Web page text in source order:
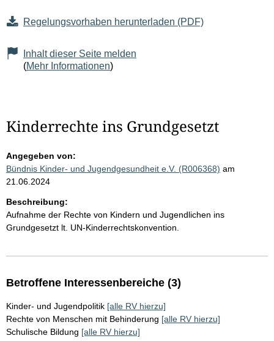
Regelungsvorhaben herunterladen (PDF)
Inhalt dieser Seite melden
(Mehr Informationen)
Kinderrechte ins Grundgesetzt
Angegeben von:
Bündnis Kinder- und Jugendgesundheit e.V. (R006368) am
21.06.2024
Beschreibung:
Aufnahme der Rechte von Kindern und Jugendlichen ins
Grundgesetzt lt. UN-Kinderrechtskonvention.
Betroffene Interessenbereiche (3)
Kinder- und Jugendpolitik [alle RV hierzu]
Rechte von Menschen mit Behinderung [alle RV hierzu]
Schulische Bildung [alle RV hierzu]